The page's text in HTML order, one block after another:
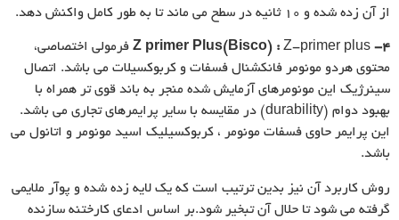
از آن زده شده و ۱۰ ثانیه در سطح می ماند تا به طور کامل واکنش دهد.
۴- Z primer Plus(Bisco) :
Z-primer plus فرمولی اختصاصی،
محتوی هردو مونومر فانکشنال فسفات و کربوکسیلات می باشد. اتصال
سینرژیک این مونومرهای آزمایش شده منجر به باند قوی تر همراه با
بهبود دوام (durability) در مقایسه با سایر پرایمرهای تجاری می باشد.
این پرایمر حاوی فسفات مونومر ، کربوکسیلیک اسید مونومر و اتانول می
باشد.
روش کاربرد آن نیز بدین ترتیب است که یک لایه زده شده و پوآر ملایمی
گرفته می شود تا حلال آن تبخیر شود.بر اساس ادعای کارختنه سازنده